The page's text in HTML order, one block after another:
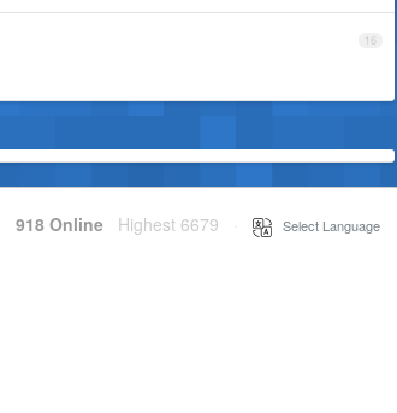
16
918 Online Highest 6679 Select Language